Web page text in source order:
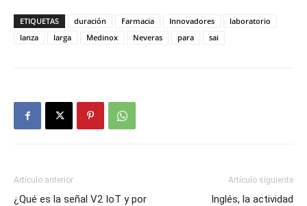
ETIQUETAS duración Farmacia Innovadores
laboratorio
lanza
larga Medinox Neveras para sai
Artículo anterior
¿Qué es la señal V2 IoT y por
Artículo siguiente
Inglés, la actividad